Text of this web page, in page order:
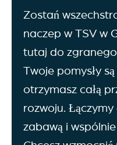
Zostań
naczep w TSV w
tutaj do
Twoje pomysły
otrzymasz całą
rozwoju. Łączymy
zabawą i